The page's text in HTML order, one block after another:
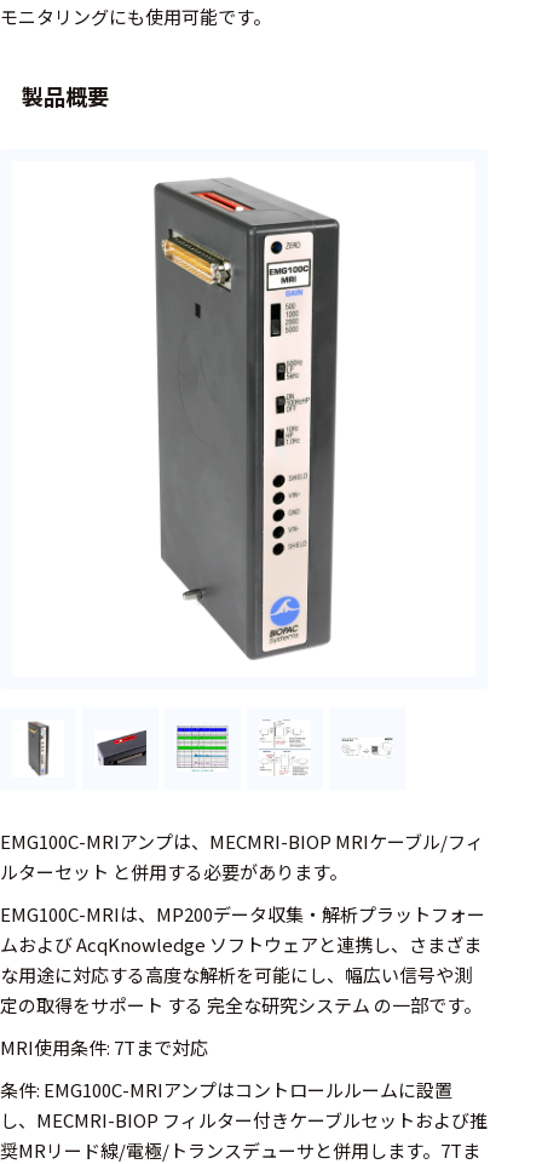
通信・接続関連
刺激装置
センサ
アンプ
フィルタ
ソフトウ
ェア
測定・計測関連
機器
握力計
モニタリングにも使用可能です。
製品概要
EMG100C-MRIアンプは、MECMRI-BIOP MRIケーブル/フィ
ルターセット と併用する必要があります。
EMG100C-MRIは、MP200データ収集・解析プラットフォー
ムおよび AcqKnowledge ソフトウェアと連携し、さまざま
な用途に対応する高度な解析を可能にし、幅広い信号や測
定の取得をサポート する 完全な研究システム の一部です。
MRI使用条件: 7Tまで対応
条件: EMG100C-MRIアンプはコントロールルームに設置
し、MECMRI-BIOP フィルター付きケーブルセットおよび推
奨MRリード線/電極/トランスデューサと併用します。7Tま